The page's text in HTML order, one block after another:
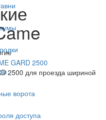
ворота
доступа
GARD 2500
2500 для проезда шириной